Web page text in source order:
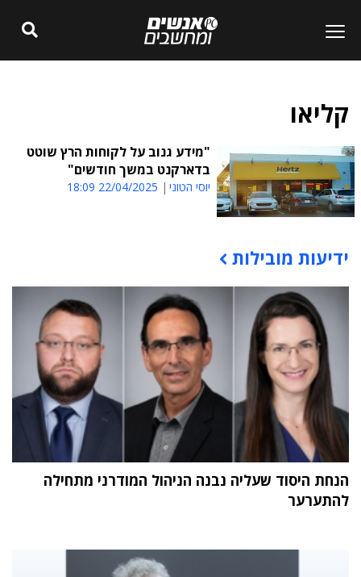
קליאו
"מידע גנוב על לקוחות הרץ שוטט
בדארקנט במשך חודשים"
יוסי הטוני 22/04/2025 18:09
תוכן פרסומי
ידיעות מובילות
הנחת היסוד שעליה נבנה הניהול המודרני מתחילה
להתערער